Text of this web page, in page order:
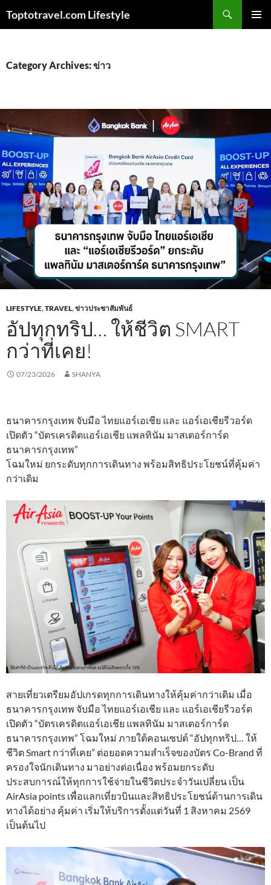
Toptotravel.com Lifestyle
Category Archives: ข่าว
LIFESTYLE,TRAVEL,ข่าวประชาสัมพันธ์
อัปทุกทริป… ให้ชีวิต SMART
กว่าที่เคย!
07/23/2026 SHANYA
ธนาคารกรุงเทพ จับมือ ไทยแอร์เอเชีย และ แอร์เอเชียรีวอร์ด
เปิดตัว “บัตรเครดิตแอร์เอเชีย แพลทินัม มาสเตอร์การ์ด
ธนาคารกรุงเทพ”
โฉมใหม่ ยกระดับทุกการเดินทาง พร้อมสิทธิประโยชน์ที่คุ้มค่า
กว่าเดิม
สายเที่ยวเตรียมอัปเกรดทุกการเดินทางให้คุ้มค่ากว่าเดิม เมื่อ
ธนาคารกรุงเทพ จับมือ ไทยแอร์เอเชีย และ แอร์เอเชียรีวอร์ด
เปิดตัว “บัตรเครดิตแอร์เอเชีย แพลทินัม มาสเตอร์การ์ด
ธนาคารกรุงเทพ” โฉมใหม่ ภายใต้คอนเซปต์ “อัปทุกทริป… ให้
ชีวิต Smart กว่าที่เคย” ต่อยอดความสำเร็จของบัตร Co-Brand ที่
ครองใจนักเดินทาง มาอย่างต่อเนื่อง พร้อมยกระดับ
ประสบการณ์ให้ทุกการใช้จ่ายในชีวิตประจำวันเปลี่ยน เป็น
AirAsia points เพื่อแลกเที่ยวบินและสิทธิประโยชน์ด้านการเดิน
ทางได้อย่าง คุ้มค่า เริ่มให้บริการตั้งแต่วันที่ 1 สิงหาคม 2569
เป็นต้นไป